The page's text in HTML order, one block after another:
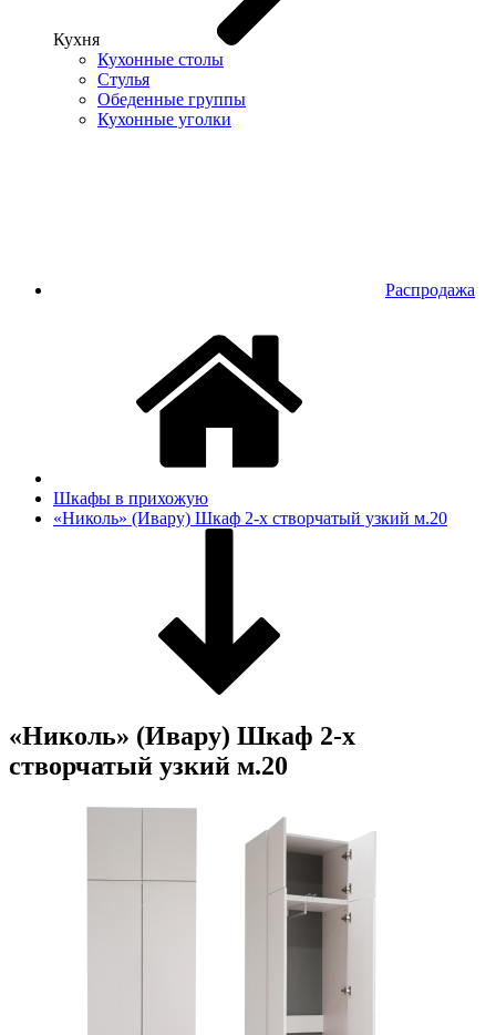
Кухня
Кухонные столы
Стулья
Обеденные группы
Кухонные уголки
Распродажа
Шкафы в прихожую
«Николь» (Ивару) Шкаф 2-х створчатый узкий м.20
«Николь» (Ивару) Шкаф 2-х
створчатый узкий м.20